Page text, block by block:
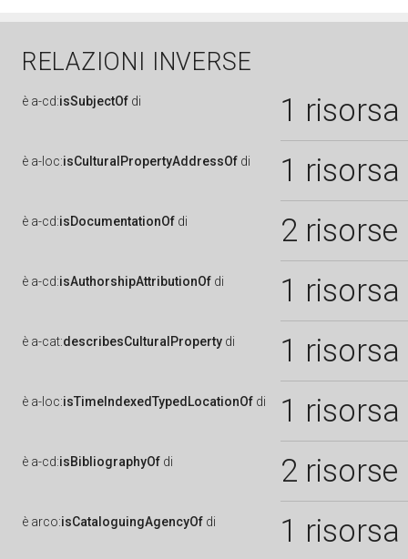
RELAZIONI INVERSE
è a-cd:isSubjectOf di 1 risorsa
è a-loc:isCulturalPropertyAddressOf di 1 risorsa
è a-cd:isDocumentationOf di 2 risorse
è a-cd:isAuthorshipAttributionOf di 1 risorsa
è a-cat:describesCulturalProperty di 1 risorsa
è a-loc:isTimeIndexedTypedLocationOf di 1 risorsa
è a-cd:isBibliographyOf di 2 risorse
è arco:isCataloguingAgencyOf di 1 risorsa